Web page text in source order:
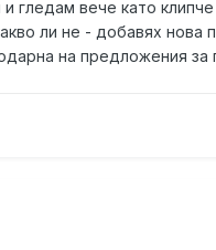
гледам вече като
ли не - добавях нова
на предложения за